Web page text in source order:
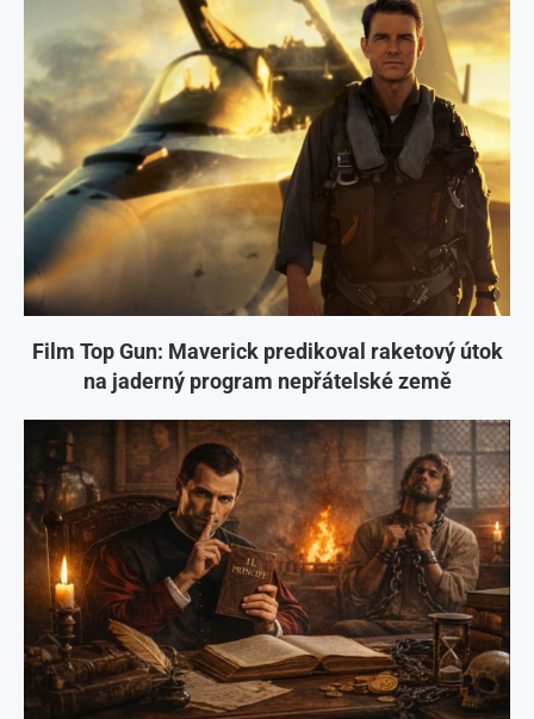
Film Top Gun: Maverick predikoval raketový útok
na jaderný program nepřátelské země